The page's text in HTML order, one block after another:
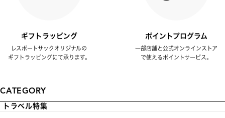
ギフトラッピング
レスポートサックオリジナルの
ギフトラッピングにて承ります。
ポイントプログラム
一部店舗と公式オンラインストア
で使えるポイントサービス。
CATEGORY
トラベル特集